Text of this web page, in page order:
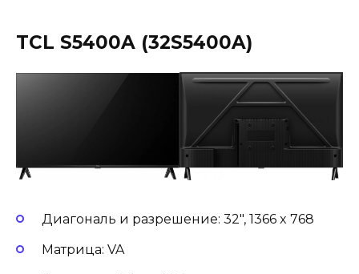
TCL S5400A (32S5400A)
Диагональ и разрешение: 32″, 1366 x 768
Матрица: VA